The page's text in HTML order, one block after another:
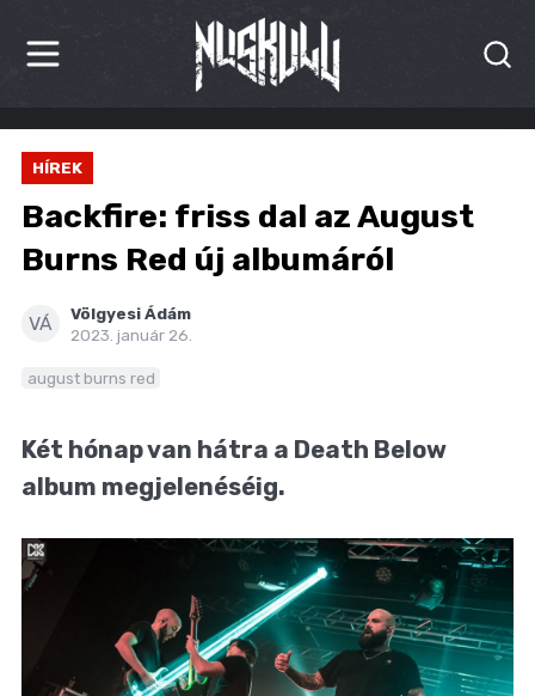
HÍREK
KRITIKÁK
BESZÁMOLÓK
MÁSVILÁG
HÍREK
Backfire: friss dal az August
Burns Red új albumáról
VÁ
Völgyesi Ádám
2023. január 26.
august burns red
Két hónap van hátra a Death Below
album megjelenéséig.